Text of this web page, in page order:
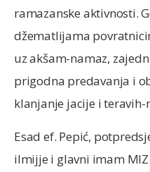
ramazanske aktivnosti.
džematlijama
uz akšam-namaz,
prigodna predavanja i
klanjanje jacije i teravih-
Esad ef. Pepić,
ilmijje i glavni imam MIZ